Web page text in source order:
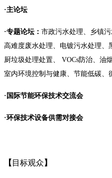
·主论坛
·专题论坛： 市政污水处理、乡镇
高难度废水处理、电镀污水处理、
厨垃圾处理处置、
VOCs防治、油
室内环境控制与健康、节能低碳、
·国际节能环保技术交流会
·环保技术设备供需对接会
【 目标观众 】